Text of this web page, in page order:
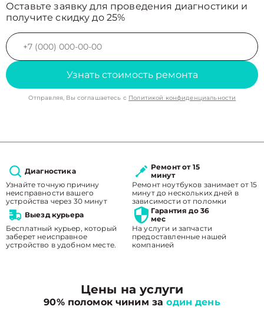
Оставьте заявку для проведения диагностики и
получите скидку до 25%
Узнать стоимость ремонта
Отправляя, Вы соглашаетесь с Политикой конфиденциальности
Диагностика
Узнайте точную причину
неисправности вашего
устройства через 30 минут
Ремонт от 15
минут
Ремонт ноутбуков занимает от 15
минут до нескольких дней в
зависимости от поломки
Выезд курьера
Бесплатный курьер, который
заберет неисправное
устройство в удобном месте.
Гарантия до 36
мес
На услуги и запчасти
предоставленные нашей
компанией
Цены на услуги
90% поломок чиним заодин день